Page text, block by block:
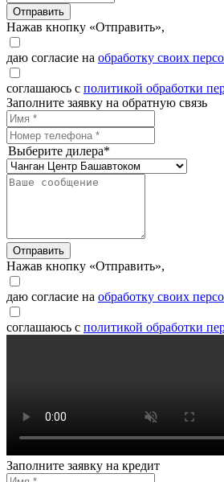
Отправить
Нажав кнопку «Отправить»,
даю согласие на обработку своих
соглашаюсь с политикой обработки
Заполните заявку на обратную связь
Выберите дилера*
Отправить
Нажав кнопку «Отправить»,
даю согласие на обработку своих
соглашаюсь с политикой обработки
Заполните заявку на кредит